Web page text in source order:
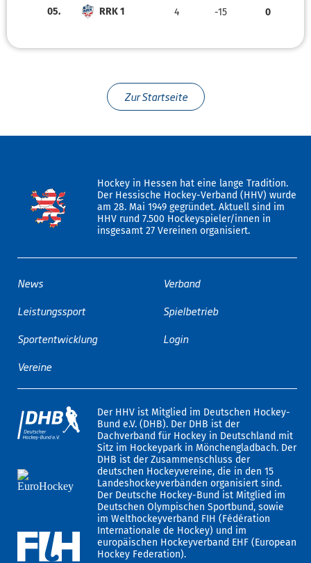
05.
RRK 1 4 -15 0
Zur Startseite
Hockey in Hessen hat eine lange Tradition.
Der Hessische Hockey-Verband (HHV) wurde
am 28. Mai 1949 gegründet. Aktuell sind im
HHV rund 7.500 Hockeyspieler/innen in
insgesamt 27 Vereinen organisiert.
News
Leistungssport
Sportentwicklung
Vereine
Verband
Spielbetrieb
Login
Der HHV ist Mitglied im Deutschen Hockey-
Bund e.V. (DHB). Der DHB ist der
Dachverband für Hockey in Deutschland mit
Sitz im Hockeypark in Mönchengladbach. Der
DHB ist der Zusammenschluss der
deutschen Hockeyvereine, die in den 15
Landeshockeyverbänden organisiert sind.
Der Deutsche Hockey-Bund ist Mitglied im
Deutschen Olympischen Sportbund, sowie
im Welthockeyverband FIH (Fédération
Internationale de Hockey) und im
europäischen Hockeyverband EHF (European
Hockey Federation).